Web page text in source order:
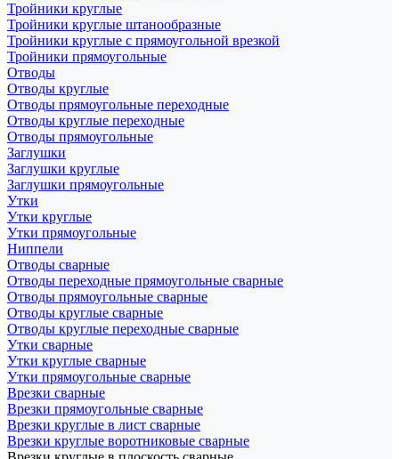
Тройники круглые
Тройники круглые штанообразные
Тройники круглые с прямоугольной врезкой
Тройники прямоугольные
Отводы
Отводы круглые
Отводы прямоугольные переходные
Отводы круглые переходные
Отводы прямоугольные
Заглушки
Заглушки круглые
Заглушки прямоугольные
Утки
Утки круглые
Утки прямоугольные
Ниппели
Отводы сварные
Отводы переходные прямоугольные сварные
Отводы прямоугольные сварные
Отводы круглые сварные
Отводы круглые переходные сварные
Утки сварные
Утки круглые сварные
Утки прямоугольные сварные
Врезки сварные
Врезки прямоугольные сварные
Врезки круглые в лист сварные
Врезки круглые воротниковые сварные